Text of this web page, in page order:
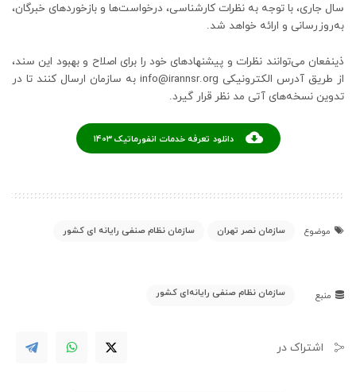
سال جاری، با توجه به نظرات کارشناسی، درخواست‌ها و بازخوردهای خبرگان،
به‌روزرسانی و ارائه خواهد شد.
ذینفعان می‌توانند نظرات و پیشنهادهای خود را برای اصلاح و بهبود این سند،
از طریق آدرس الکترونیکی info@irannsr.org به سازمان ارسال کنند تا در
تدوین نسخه‌های آتی مد نظر قرار گیرد.
دانلود تعرفه خدمات انفورماتیک 1403
موضوع سازمان نصر تهران سازمان نظام صنفی رایانه ای کشور
منبع سازمان نظام صنفی رایانه‌ای کشور
اشتراک در